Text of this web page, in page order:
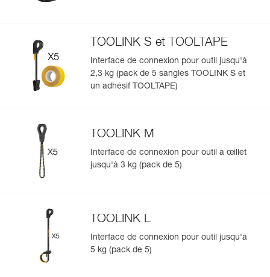
TOOLINK S et TOOLTAPE
Interface de connexion pour outil jusqu'à
2,3 kg (pack de 5 sangles TOOLINK S et
un adhésif TOOLTAPE)
TOOLINK M
Interface de connexion pour outil à œillet
jusqu'à 3 kg (pack de 5)
TOOLINK L
Interface de connexion pour outil jusqu'à
5 kg (pack de 5)